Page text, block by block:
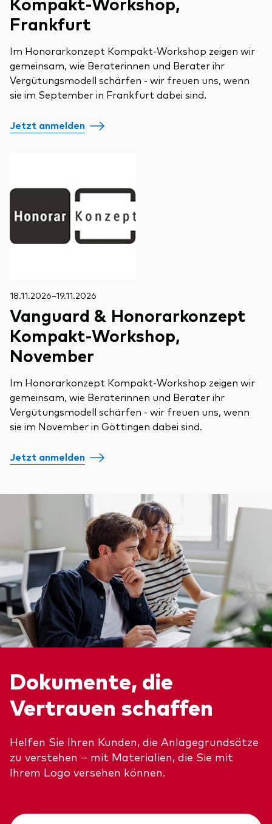
Frankfurt
Im Honorarkonzept Kompakt-Workshop zeigen wir
gemeinsam, wie Beraterinnen und Berater ihr
Vergütungsmodell schärfen - wir freuen uns, wenn
sie im September in Frankfurt dabei sind.
Jetzt anmelden
18.11.2026–19.11.2026
Vanguard & Honorarkonzept
Kompakt-Workshop,
November
Im Honorarkonzept Kompakt-Workshop zeigen wir
gemeinsam, wie Beraterinnen und Berater ihr
Vergütungsmodell schärfen - wir freuen uns, wenn
sie im November in Göttingen dabei sind.
Jetzt anmelden
Dokumente, die
Vertrauen schaffen
Helfen Sie Ihren Kunden, die Anlagegrundsätze
zu verstehen – mit Materialien, die Sie mit
Ihrem Logo versehen können.